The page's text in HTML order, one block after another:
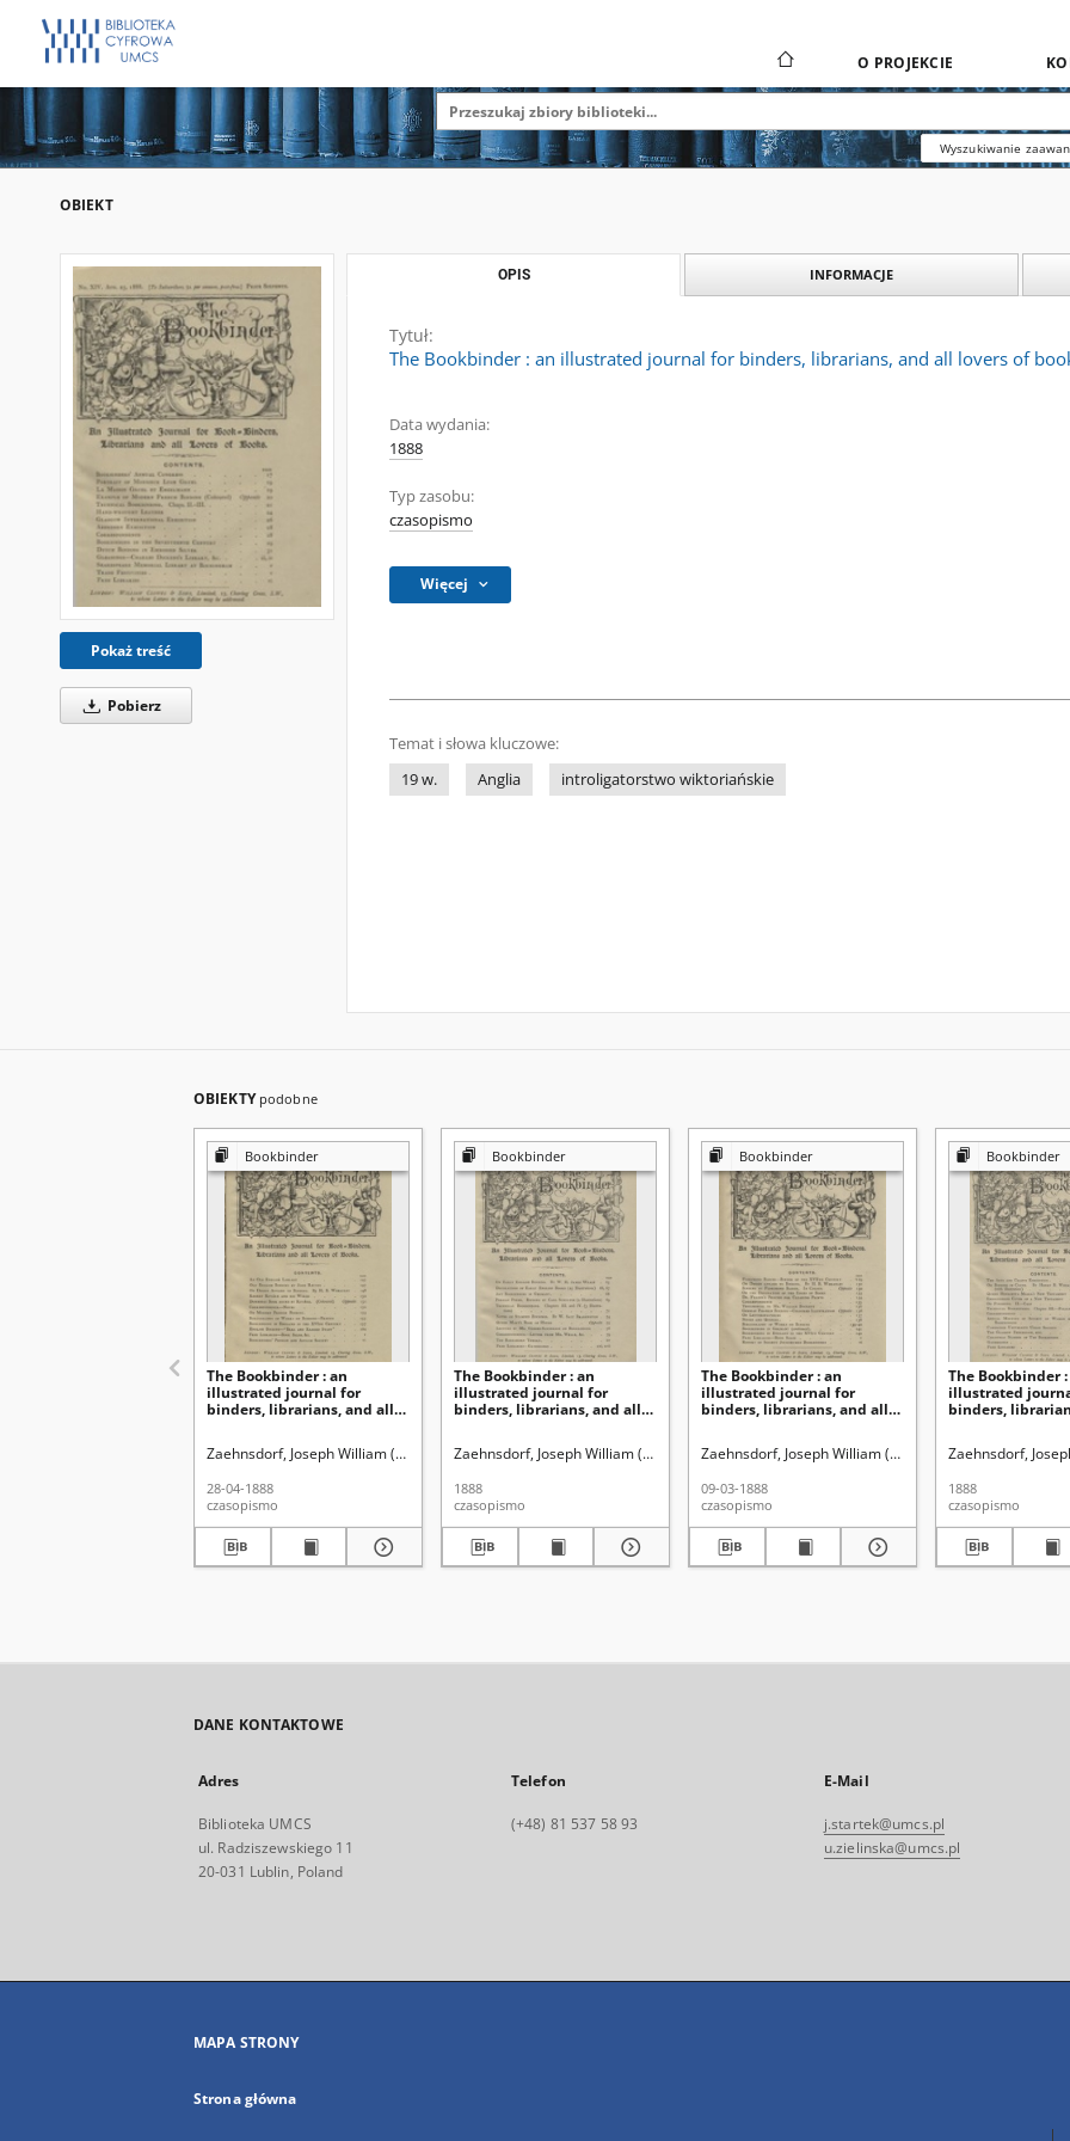
O PROJEKCIE
Wyszukiwanie
OBIEKT
Pokaż treść
Pobierz
OPIS INFORMACJE
Tytuł:
The Bookbinder : an illustrated journal for binders, librarians, and all lovers of
Data wydania:
1888
Typ zasobu:
czasopismo
Więcej
Temat i słowa kluczowe:
19 w.
Anglia introligatorstwo wiktoriańskie
OBIEKTY podobne
Bookbinder
The Bookbinder : an
illustrated journal for
binders, librarians, and all
Zaehnsdorf, Joseph William (1853-1930)
28-04-1888
czasopismo
Bookbinder
The Bookbinder : an
illustrated journal for
binders, librarians, and all
Zaehnsdorf, Joseph William (1853-1930)
1888
czasopismo
Bookbinder
The Bookbinder : an
illustrated journal for
binders, librarians, and all
Zaehnsdorf, Joseph William (1853-1930)
09-03-1888
czasopismo
Bookbinder
The Bookbinder :
illustrated
binders,
Zaehnsdorf,
1888
czasopismo
DANE KONTAKTOWE
Adres
Biblioteka UMCS
ul. Radziszewskiego 11
20-031 Lublin, Poland
Telefon
(+48) 81 537 58 93
E-Mail
j.startek@umcs.pl
u.zielinska@umcs.pl
MAPA STRONY
Strona główna